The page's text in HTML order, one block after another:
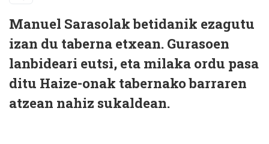
Manuel Sarasolak betidanik ezagutu
izan du taberna etxean. Gurasoen
lanbideari eutsi, eta milaka ordu pasa
ditu Haize-onak tabernako barraren
atzean nahiz sukaldean.